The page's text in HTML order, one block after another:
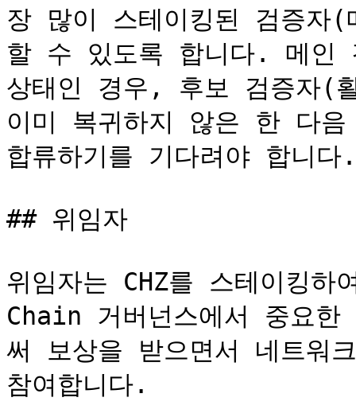
장 많이 스테이킹된 검증자
할 수 있도록 합니다. 메인
상태인 경우, 후보 검증자(
이미 복귀하지 않은 한 다
합류하기를 기다려야 합니다.
## 위임자
위임자는 CHZ를 스테이킹
Chain 거버넌스에서 중요
써 보상을 받으면서 네트워
참여합니다.